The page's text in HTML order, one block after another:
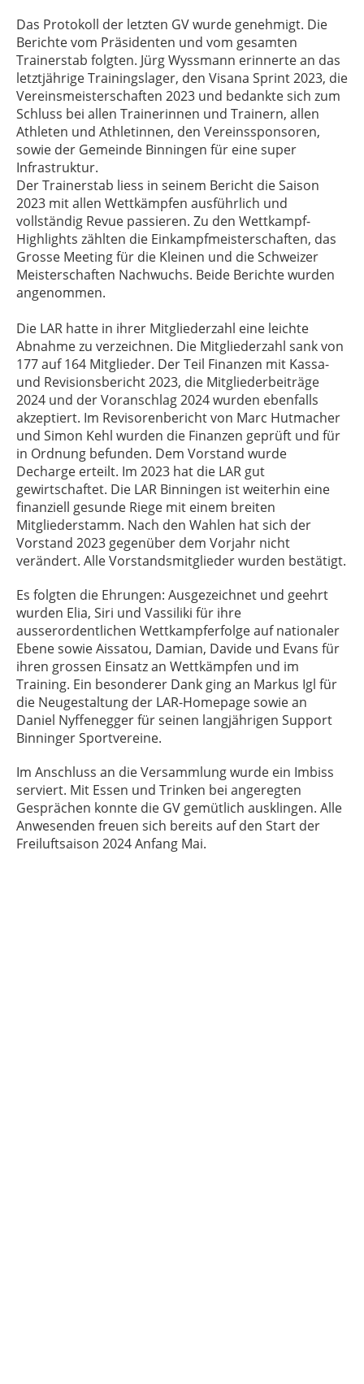
Das Protokoll der letzten GV wurde genehmigt. Die
Berichte vom Präsidenten und vom gesamten
Trainerstab folgten. Jürg Wyssmann erinnerte an das
letztjährige Trainingslager, den Visana Sprint 2023, die
Vereinsmeisterschaften 2023 und bedankte sich zum
Schluss bei allen Trainerinnen und Trainern, allen
Athleten und Athletinnen, den Vereinssponsoren,
sowie der Gemeinde Binningen für eine super
Infrastruktur.
Der Trainerstab liess in seinem Bericht die Saison
2023 mit allen Wettkämpfen ausführlich und
vollständig Revue passieren. Zu den Wettkampf-
Highlights zählten die Einkampfmeisterschaften, das
Grosse Meeting für die Kleinen und die Schweizer
Meisterschaften Nachwuchs. Beide Berichte wurden
angenommen.
Die LAR hatte in ihrer Mitgliederzahl eine leichte
Abnahme zu verzeichnen. Die Mitgliederzahl sank von
177 auf 164 Mitglieder. Der Teil Finanzen mit Kassa-
und Revisionsbericht 2023, die Mitgliederbeiträge
2024 und der Voranschlag 2024 wurden ebenfalls
akzeptiert. Im Revisorenbericht von Marc Hutmacher
und Simon Kehl wurden die Finanzen geprüft und für
in Ordnung befunden. Dem Vorstand wurde
Decharge erteilt. Im 2023 hat die LAR gut
gewirtschaftet. Die LAR Binningen ist weiterhin eine
finanziell gesunde Riege mit einem breiten
Mitgliederstamm. Nach den Wahlen hat sich der
Vorstand 2023 gegenüber dem Vorjahr nicht
verändert. Alle Vorstandsmitglieder wurden bestätigt.
Es folgten die Ehrungen: Ausgezeichnet und geehrt
wurden Elia, Siri und Vassiliki für ihre
ausserordentlichen Wettkampferfolge auf nationaler
Ebene sowie Aissatou, Damian, Davide und Evans für
ihren grossen Einsatz an Wettkämpfen und im
Training. Ein besonderer Dank ging an Markus Igl für
die Neugestaltung der LAR-Homepage sowie an
Daniel Nyffenegger für seinen langjährigen Support
Binninger Sportvereine.
Im Anschluss an die Versammlung wurde ein Imbiss
serviert. Mit Essen und Trinken bei angeregten
Gesprächen konnte die GV gemütlich ausklingen. Alle
Anwesenden freuen sich bereits auf den Start der
Freiluftsaison 2024 Anfang Mai.